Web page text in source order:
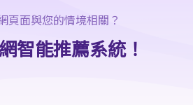
頁面與您的情境相關？
智能推薦系統！